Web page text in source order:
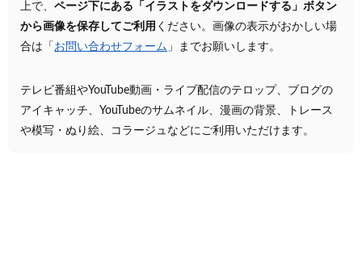
上で、 ページ下にある「イラストをダウンロードする」ボタン
から画像を保存してご利用 ください。画像の表示がおかしい場
合は「 お問い合わせフォーム 」までお願いします。
テレビ番組やYouTube動画・ライブ配信のテロップ、ブログの
アイキャッチ、YouTubeのサムネイル、漫画の背景、トレース
や模写・ぬり絵、コラージュなどにご利用いただけます。